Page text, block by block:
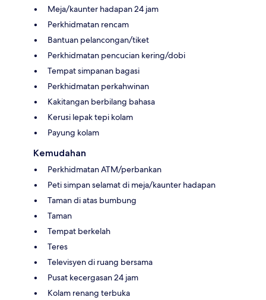
Meja/kaunter hadapan 24 jam
Perkhidmatan rencam
Bantuan pelancongan/tiket
Perkhidmatan pencucian kering/dobi
Tempat simpanan bagasi
Perkhidmatan perkahwinan
Kakitangan berbilang bahasa
Kerusi lepak tepi kolam
Payung kolam
Kemudahan
Perkhidmatan ATM/perbankan
Peti simpan selamat di meja/kaunter hadapan
Taman di atas bumbung
Taman
Tempat berkelah
Teres
Televisyen di ruang bersama
Pusat kecergasan 24 jam
Kolam renang terbuka